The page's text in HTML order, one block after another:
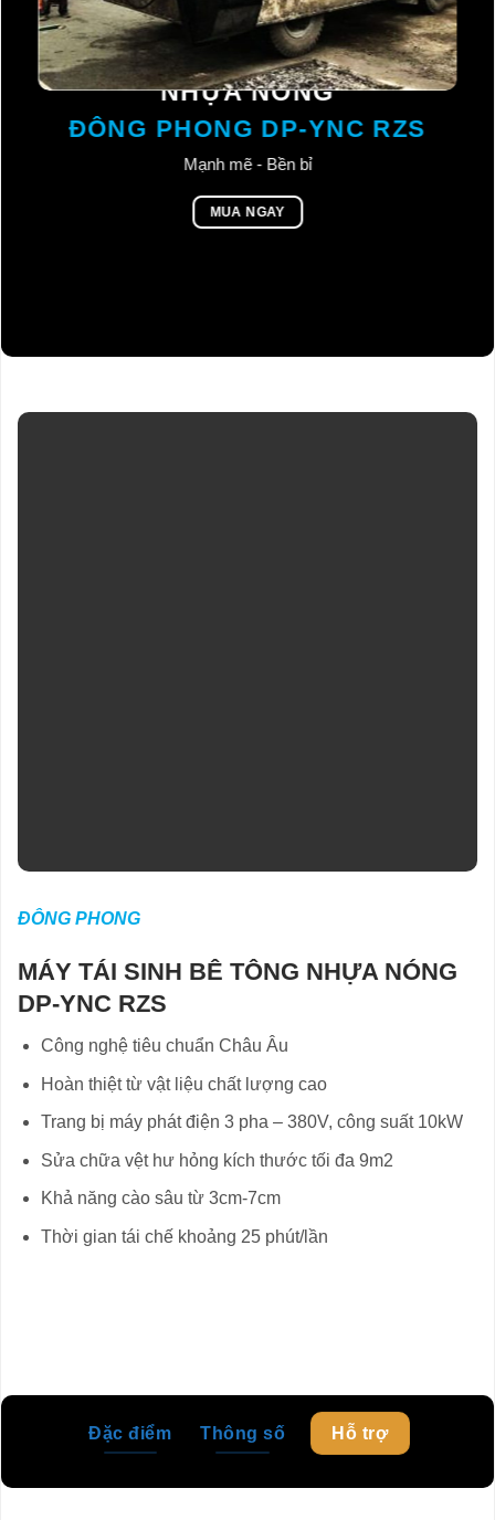
MÁY TÁI SINH BÊ TÔNG
NHỰA NÓNG
ĐÔNG PHONG DP-YNC RZS
Mạnh mẽ - Bền bỉ
MUA NGAY
ĐÔNG PHONG
MÁY TÁI SINH BÊ TÔNG NHỰA NÓNG
DP-YNC RZS
Công nghệ tiêu chuẩn Châu Âu
Hoàn thiệt từ vật liệu chất lượng cao
Trang bị máy phát điện 3 pha – 380V, công suất 10kW
Sửa chữa vệt hư hỏng kích thước tối đa 9m2
Khả năng cào sâu từ 3cm-7cm
Thời gian tái chế khoảng 25 phút/lần
Đặc điểm Thông số Hỗ trợ